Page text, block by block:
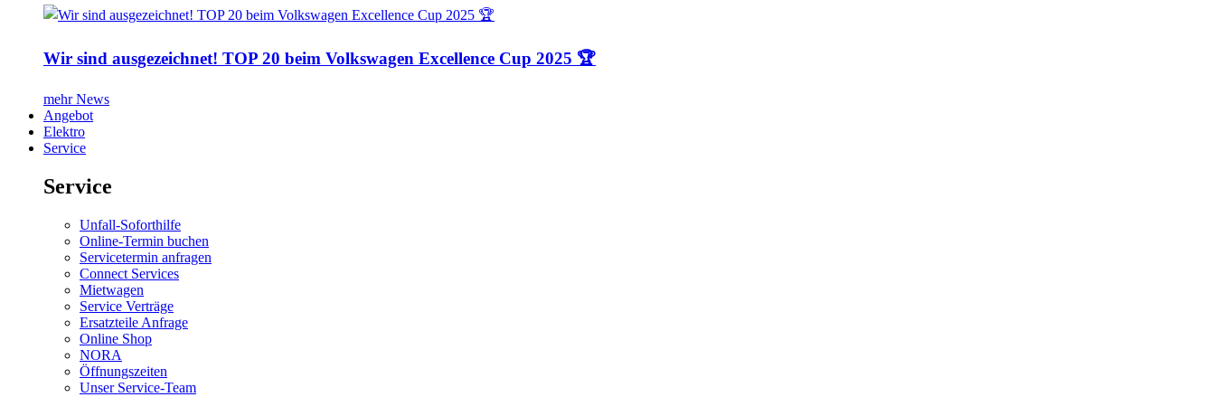
Wir sind ausgezeichnet! TOP 20 beim Volkswagen Excellence Cup 2025 🏆
mehr News
Angebot
Elektro
Service
Service
Unfall-Soforthilfe
Online-Termin buchen
Servicetermin anfragen
Connect Services
Mietwagen
Service Verträge
Ersatzteile Anfrage
Online Shop
NORA
Öffnungszeiten
Unser Service-Team